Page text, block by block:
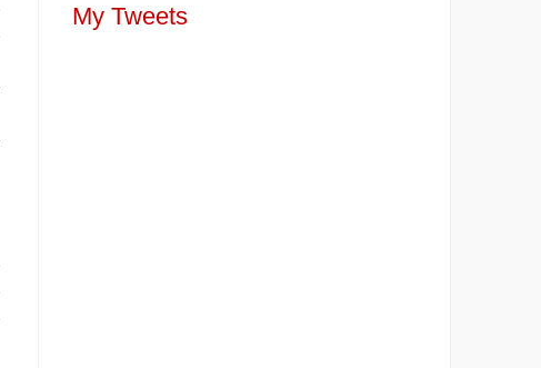
My Tweets